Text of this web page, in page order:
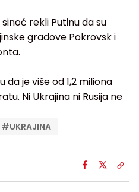
rekli Putinu da su
gradove Pokrovsk i
je više od 1,2 miliona
Ni Ukrajina ni Rusija ne
#UKRAJINA